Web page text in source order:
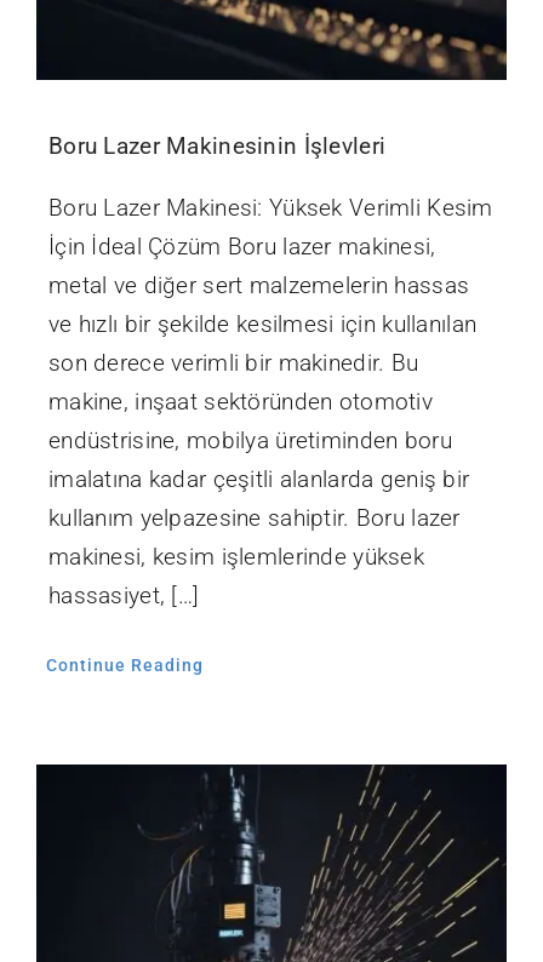
Boru Lazer Makinesinin İşlevleri
Boru Lazer Makinesi: Yüksek Verimli Kesim
İçin İdeal Çözüm Boru lazer makinesi,
metal ve diğer sert malzemelerin hassas
ve hızlı bir şekilde kesilmesi için kullanılan
son derece verimli bir makinedir. Bu
makine, inşaat sektöründen otomotiv
endüstrisine, mobilya üretiminden boru
imalatına kadar çeşitli alanlarda geniş bir
kullanım yelpazesine sahiptir. Boru lazer
makinesi, kesim işlemlerinde yüksek
hassasiyet, […]
Continue Reading